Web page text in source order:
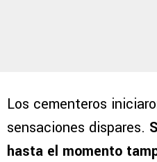
Los cementeros
sensaciones dispares.
hasta el momento